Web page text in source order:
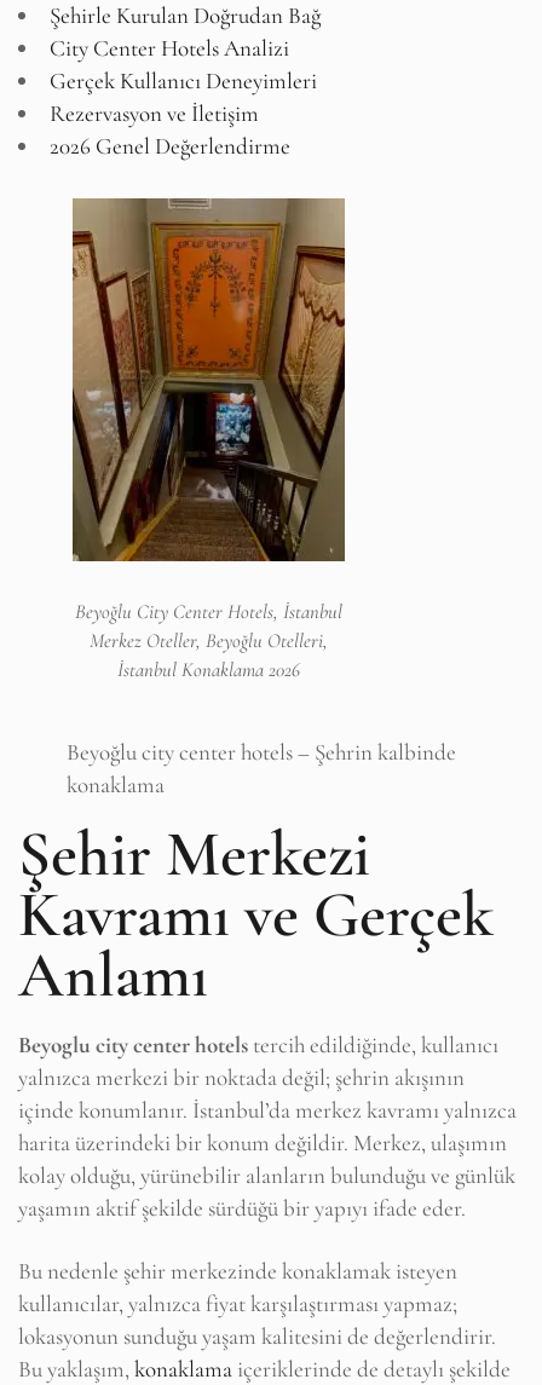
Şehirle Kurulan Doğrudan Bağ
City Center Hotels Analizi
Gerçek Kullanıcı Deneyimleri
Rezervasyon ve İletişim
2026 Genel Değerlendirme
Beyoğlu City Center Hotels, İstanbul
Merkez Oteller, Beyoğlu Otelleri,
İstanbul Konaklama 2026
Beyoğlu city center hotels – Şehrin kalbinde
konaklama
Şehir Merkezi
Kavramı ve Gerçek
Anlamı
Beyoglu city center hotels tercih edildiğinde, kullanıcı
yalnızca merkezi bir noktada değil; şehrin akışının
içinde konumlanır. İstanbul’da merkez kavramı yalnızca
harita üzerindeki bir konum değildir. Merkez, ulaşımın
kolay olduğu, yürünebilir alanların bulunduğu ve günlük
yaşamın aktif şekilde sürdüğü bir yapıyı ifade eder.
Bu nedenle şehir merkezinde konaklamak isteyen
kullanıcılar, yalnızca fiyat karşılaştırması yapmaz;
lokasyonun sunduğu yaşam kalitesini de değerlendirir.
Bu yaklaşım, konaklama içeriklerinde de detaylı şekilde